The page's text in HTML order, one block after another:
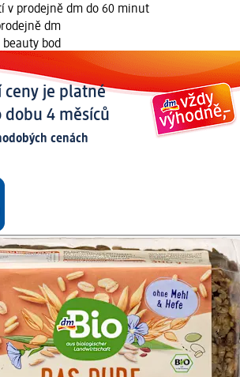
v prodejně dm do 60 minut
dm
beauty bod
ceny je platné
4 měsíců
cenách